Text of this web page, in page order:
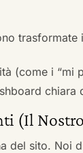
trasformate
(come i
(Il Nostro
del sito. Noi